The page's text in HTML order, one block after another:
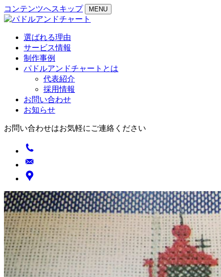
コンテンツへスキップ MENU
選ばれる理由
サービス情報
制作事例
パドルアンドチャートとは
代表紹介
採用情報
お問い合わせ
お知らせ
お問い合わせはお気軽にご連絡ください